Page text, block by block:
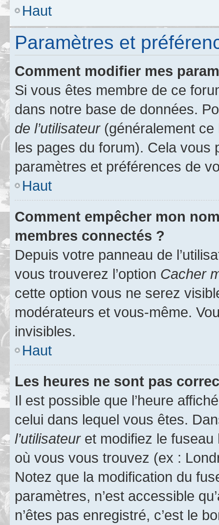
Haut
Paramètres et
Comment modifier mes
Si vous êtes membre de ce
dans notre base de données.
de l’utilisateur(généralement ce
les pages du forum). Cela vous
paramètres et préférences de
Haut
Comment empêcher mon
membres connectés ?
Depuis votre panneau de
vous trouverez l’option Cacher
cette option vous ne serez
modérateurs et vous-même.
invisibles.
Haut
Les heures ne sont pas
Il est possible que l’heure
celui dans lequel vous êtes.
l’utilisateuret modifiez le fuseau
où vous vous trouvez (ex :
Notez que la modification du
paramètres, n’est accessible
n’êtes pas enregistré, c’est le